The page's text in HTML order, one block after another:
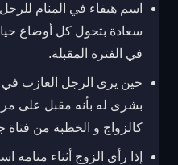
اسم هيفاء في المنام
سعادة بتحول كل أوضاع
في الفترة المقبلة.
حين يرى الرجل العازب
بشرى له بأنه مقبل على
كالزواج و الخطبة من
إذا رأى الزوج أثناء منامه